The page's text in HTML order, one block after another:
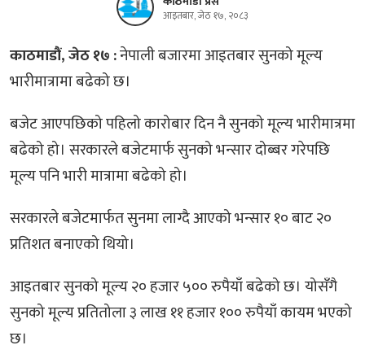
आइतबार, जेठ १७, २०८३
काठमाडौं, जेठ १७ :नेपाली बजारमा आइतबार सुनको मूल्य
भारीमात्रामा बढेको छ।
बजेट आएपछिको पहिलो कारोबार दिन नै सुनको मूल्य भारीमात्रमा
बढेको हो। सरकारले बजेटमार्फ सुनको भन्सार दोब्बर गरेपछि
मूल्य पनि भारी मात्रामा बढेको हो।
सरकारले बजेटमार्फत सुनमा लाग्दै आएको भन्सार १० बाट २०
प्रतिशत बनाएको थियो।
आइतबार सुनको मूल्य २० हजार ५०० रुपैयाँ बढेको छ। योसँगै
सुनको मूल्य प्रतितोला ३ लाख ११ हजार १०० रुपैयाँ कायम भएको
छ।